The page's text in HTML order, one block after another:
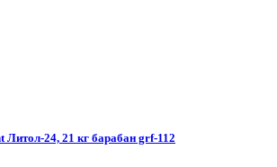
24, 21 кг барабан grf-112